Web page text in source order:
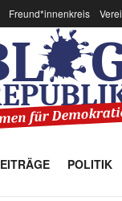
Freund*innenkreis
POLITIK